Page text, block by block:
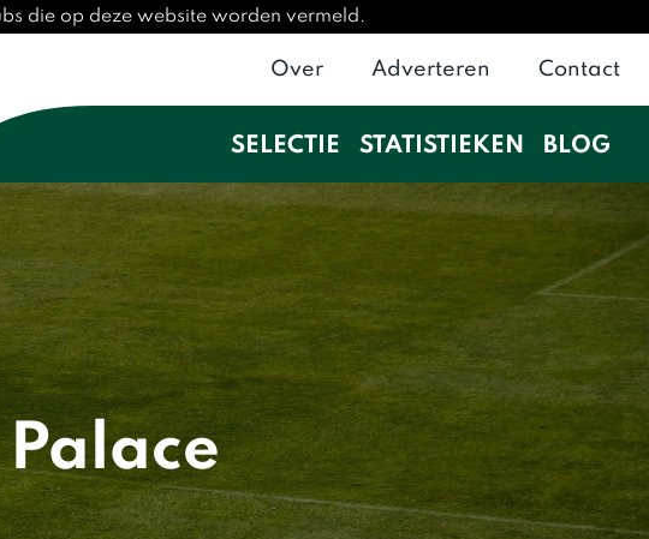
die op deze website worden vermeld.
Over Adverteren Contact
SELECTIE STATISTIEKEN BLOG